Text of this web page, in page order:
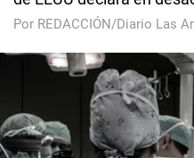
Por REDACCIÓN/Diario Las